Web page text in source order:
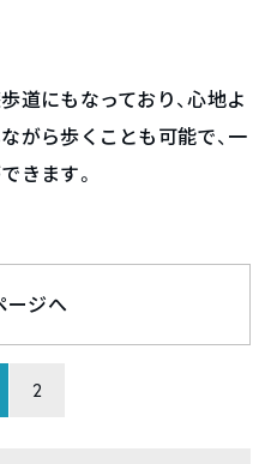
道にもなっており、心地よ
がら歩くことも可能で、一
きます。
2
ージへ